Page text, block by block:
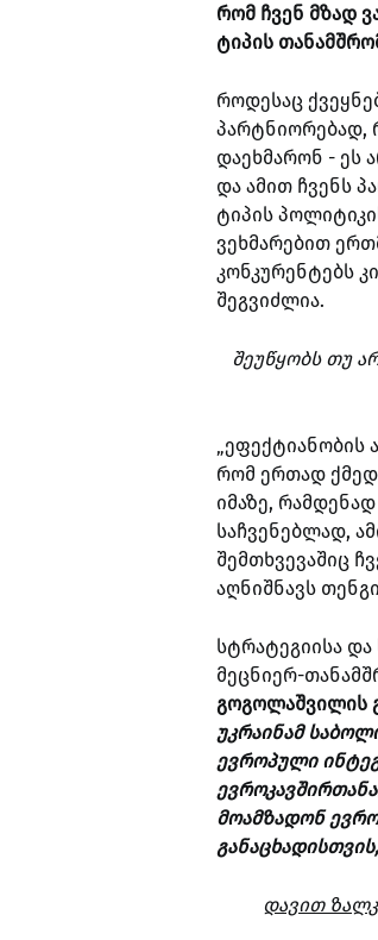
რომ ჩვენ მზად
ტიპის
როდესაც
პარტნიორებად,
დაეხმარონ - ეს
და ამით ჩვენს
ტიპის
ვეხმარებით
კონკურენტებს
შეგვიძლია.
შეუწყობს თუ
რომ ერთად
იმაზე,
საჩვენებლად,
შემთხვევაშიც
აღნიშნავს
სტრატეგიისა
მეცნიერ-
გოგოლაშვილის
უკრაინამ
ევროპული
მოამზადონ
დავით